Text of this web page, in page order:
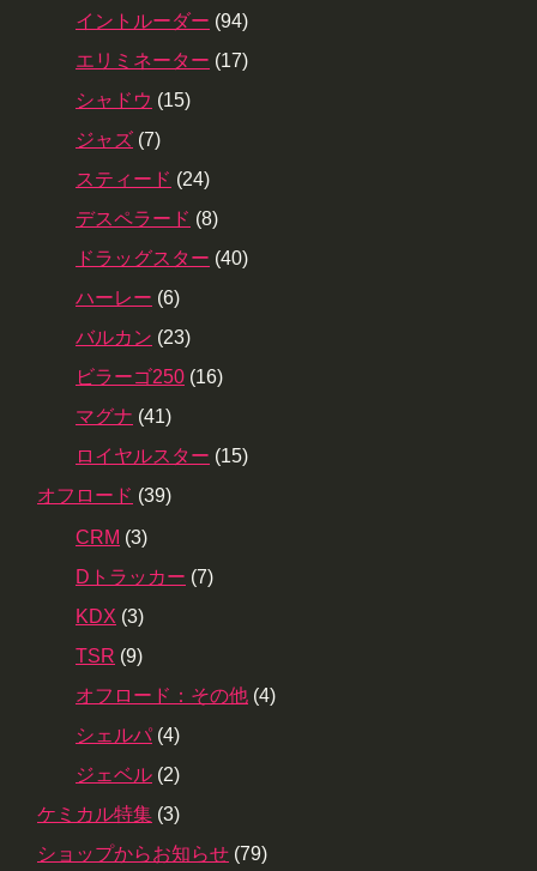
イントルーダー (94)
エリミネーター (17)
シャドウ (15)
ジャズ (7)
スティード (24)
デスペラード (8)
ドラッグスター (40)
ハーレー (6)
バルカン (23)
ビラーゴ250 (16)
マグナ (41)
ロイヤルスター (15)
オフロード (39)
CRM (3)
Dトラッカー (7)
KDX (3)
TSR (9)
オフロード：その他 (4)
シェルパ (4)
ジェベル (2)
ケミカル特集 (3)
ショップからお知らせ (79)